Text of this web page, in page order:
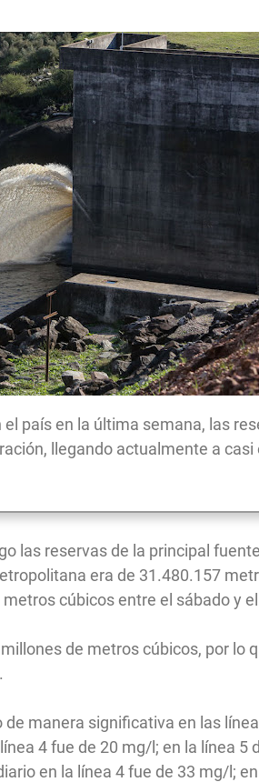
país en la última semana, las
llegando actualmente a casi
las reservas de la principal
era de 31.480.157
cúbicos entre el sábado y
de metros cúbicos, por lo
manera significativa en las
4 fue de 20 mg/l; en la línea 5
en la línea 4 fue de 33 mg/l;